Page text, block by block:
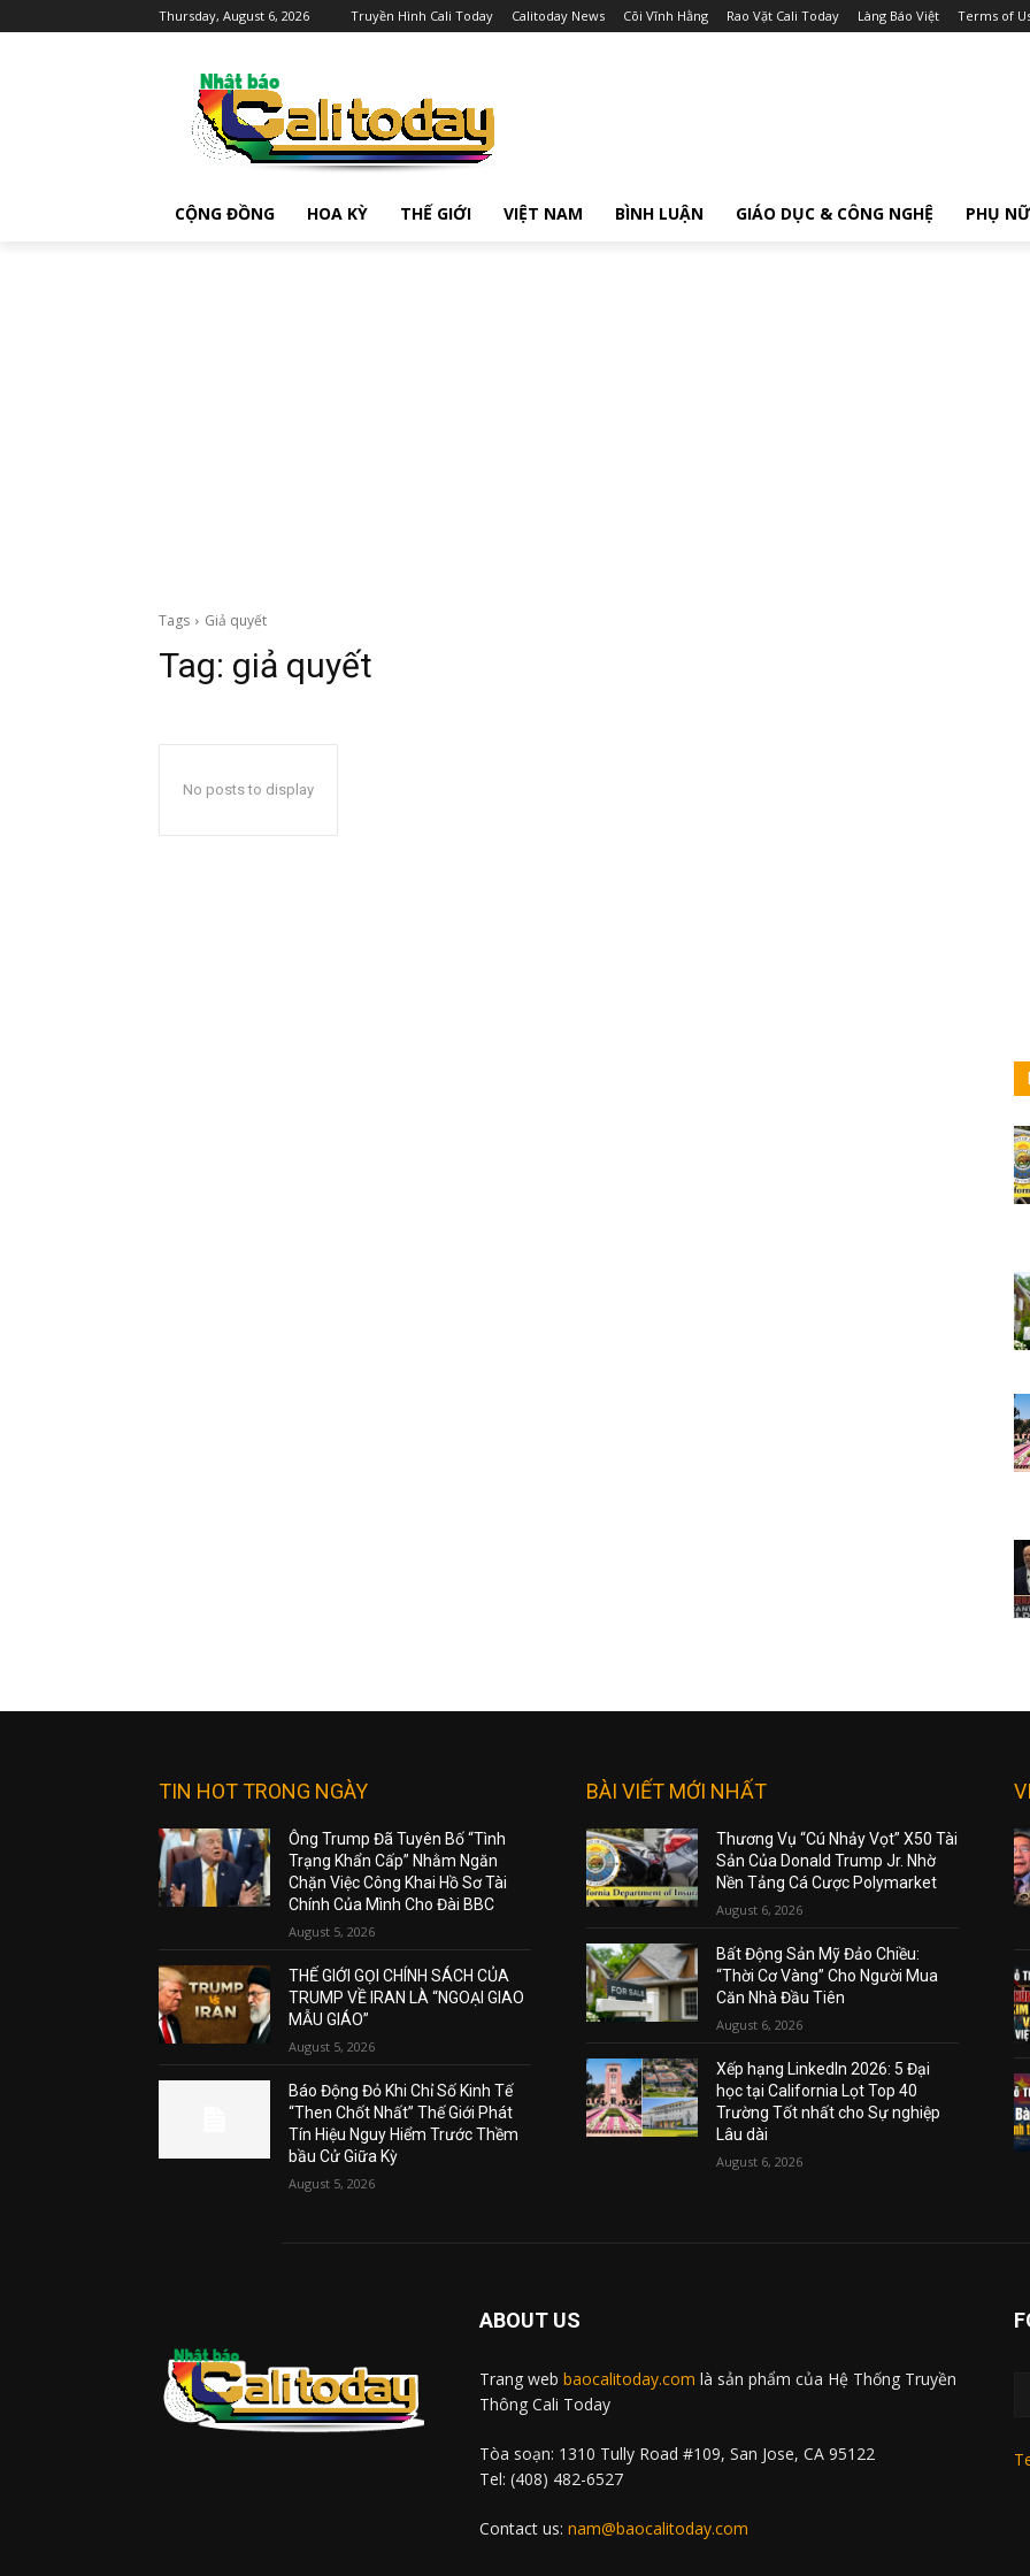
Thursday, August 6, 2026 Truyền Hình Cali Today Calitoday News Cõi Vĩnh Hằng Rao Vặt Cali Today Làng Báo Việt Terms of
CỘNG ĐỒNG HOA KỲ THẾ GIỚI VIỆT NAM BÌNH LUẬN GIÁO DỤC & CÔNG NGHỆ PHỤ NỮ
Tags Giả quyết
Tag: giả quyết
No posts to display
TIN HOT TRONG NGÀY
Ông Trump Đã Tuyên Bố “Tình
Trạng Khẩn Cấp” Nhằm Ngăn
Chặn Việc Công Khai Hồ Sơ Tài
Chính Của Mình Cho Đài BBC
August 5, 2026
THẾ GIỚI GỌI CHÍNH SÁCH CỦA
TRUMP VỀ IRAN LÀ “NGOẠI GIAO
MẪU GIÁO”
August 5, 2026
Báo Động Đỏ Khi Chỉ Số Kinh Tế
“Then Chốt Nhất” Thế Giới Phát
Tín Hiệu Nguy Hiểm Trước Thềm
bầu Cử Giữa Kỳ
August 5, 2026
BÀI VIẾT MỚI NHẤT
Thương Vụ “Cú Nhảy Vọt” X50 Tài
Sản Của Donald Trump Jr. Nhờ
Nền Tảng Cá Cược Polymarket
August 6, 2026
Bất Động Sản Mỹ Đảo Chiều:
“Thời Cơ Vàng” Cho Người Mua
Căn Nhà Đầu Tiên
August 6, 2026
Xếp hạng LinkedIn 2026: 5 Đại
học tại California Lọt Top 40
Trường Tốt nhất cho Sự nghiệp
Lâu dài
August 6, 2026
ABOUT US
Trang web baocalitoday.com là sản phẩm của Hệ Thống Truyền
Thông Cali Today
Tòa soạn: 1310 Tully Road #109, San Jose, CA 95122
Tel: (408) 482-6527
Contact us: nam@baocalitoday.com